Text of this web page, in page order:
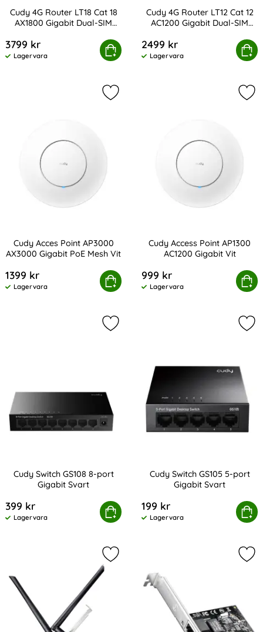
Cudy 4G Router LT18 Cat 18
AX1800 Gigabit Dual-SIM
3799 kr
Tillgänglighet:
Lagervara
Köp
Router LT18 Cat 18 AX1800 Gigabit Dual-SIM Svart
Cudy 4G Router LT12 Cat 12
AC1200 Gigabit Dual-SIM
2499 kr
Tillgänglighet:
Lagervara
Köp
Cudy 4G Router LT12 Cat 12
Cudy Acces Point AP3000
AX3000 Gigabit PoE Mesh Vit
1399 kr
Tillgänglighet:
Lagervara
Köp
Acces Point AP3000 AX3000 Gigabit PoE Mesh Vit
Markera cudy Acces Point
Cudy Access Point AP1300
AC1200 Gigabit Vit
999 kr
Tillgänglighet:
Lagervara
Köp
Cudy Access Point
Cudy Switch GS108 8-port
Gigabit Svart
399 kr
Tillgänglighet:
Lagervara
Köp
Cudy Switch GS108 8-port Gigabit Svart
Markera cudy Switch GS108 8-
Cudy Switch GS105 5-port
Gigabit Svart
199 kr
Tillgänglighet:
Lagervara
Köp
Cudy Switch GS105 5-
Markera cudy Adapter PCI-E